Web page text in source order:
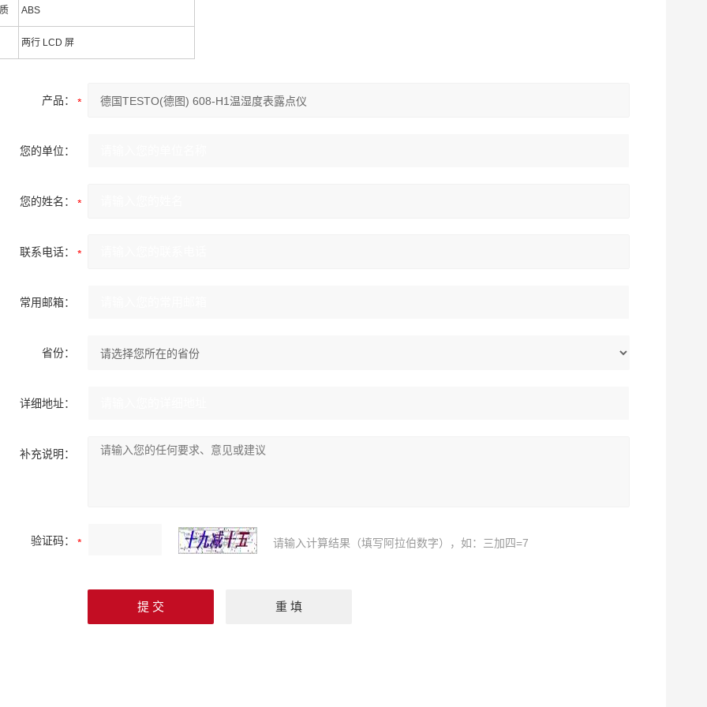
ABS
两行 LCD 屏
产品：
您的单位：
您的姓名：
联系电话：
常用邮箱：
省份：
详细地址：
补充说明：
验证码： 请输入计算结果（填写阿拉伯数字），如：三加四=7